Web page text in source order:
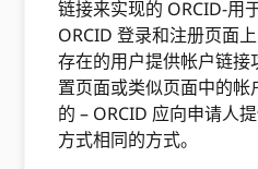
链接来实现的 ORCID-用
ORCID 登录和注册页面
存在的用户提供帐户链
置页面或类似页面中的
的 – ORCID 应向申请人
方式相同的方式。